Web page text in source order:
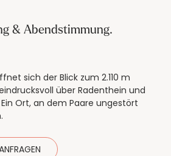
& Abendstimmung.
sich der Blick zum 2.110 m
über Radenthein und
Ort, an dem Paare ungestört